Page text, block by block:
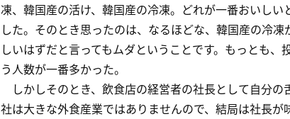
凍、韓国産の活け、韓国産の冷凍。どれが一番おいし
した。そのとき思ったのは、なるほどな、韓国産の冷
しいはずだと言ってもムダということです。もっとも
う人数が一番多かった。
しかしそのとき、飲食店の経営者の社長として自分
社は大きな外食産業ではありませんので、結局は社長